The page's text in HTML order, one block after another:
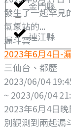
金門縣
連江縣
發生了一起罕見
氣象站的...
漏斗雲
2023年6月4日-
三仙台、都歷
2023/06/04
~ 2023/06/04
2023年6月4日
別觀測到兩起漏